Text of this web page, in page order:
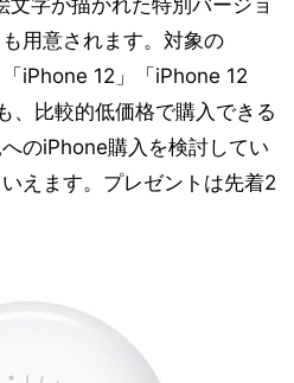
字が描かれた特別バージョ
用意されます。対象の
iPhone 12」「iPhone 12
、比較的低価格で購入できる
のiPhone購入を検討してい
えます。プレゼントは先着2